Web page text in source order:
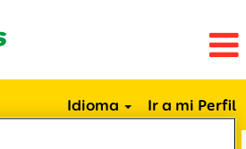
Idioma Ir a mi Perfil